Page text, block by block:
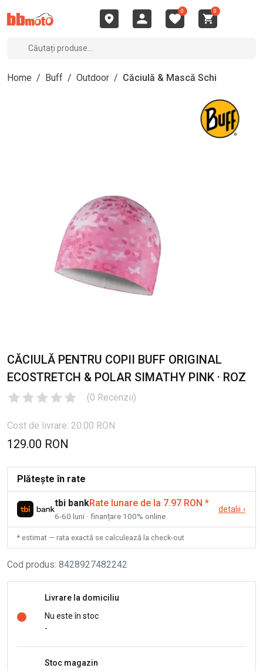
0 0
Home / Buff / Outdoor / Căciulă & Mască Schi
CĂCIULĂ PENTRU COPII BUFF ORIGINAL
ECOSTRETCH & POLAR SIMATHY PINK · ROZ
(0 Recenzii)
Cost de livrare: 20.00 RON
129.00 RON
Plătește în rate
tbi bankRate lunare de la 7.97 RON *
6-60 luni · finanțare 100% online
detalii ›
* estimat — rata exactă se calculează la check-out
Cod produs: 8428927482242
Livrare la domiciliu
Nu este în stoc
-
Stoc magazin